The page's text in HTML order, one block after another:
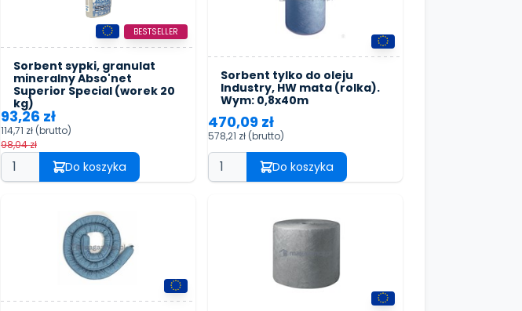
Sorbent sypki, granulat
mineralny Abso'net
Superior Special (worek 20
kg)
BESTSELLER
93,26 zł
114,71 zł (brutto)
98,04 zł
Do koszyka
Sorbent tylko do oleju
Industry, HW mata (rolka).
Wym: 0,8x40m
470,09 zł
578,21 zł (brutto)
Do koszyka